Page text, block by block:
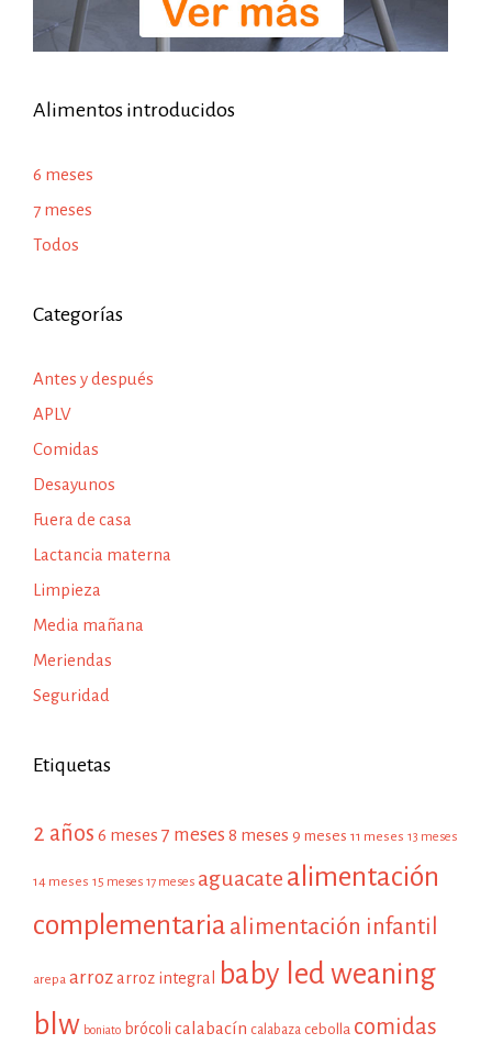
Alimentos introducidos
6 meses
7 meses
Todos
Categorías
Antes y después
APLV
Comidas
Desayunos
Fuera de casa
Lactancia materna
Limpieza
Media mañana
Meriendas
Seguridad
Etiquetas
2 años 6 meses 7 meses 8 meses 9 meses 11 meses 13 meses
14 meses 15 meses 17 meses aguacate alimentación
complementaria alimentación infantil
arepa arroz arroz integral
baby led weaning
blw boniato brócoli calabacín calabaza cebolla comidas